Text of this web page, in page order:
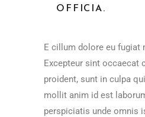
OFFICIA.
E cillum dolore eu fugiat
Excepteur sint occaecat
proident, sunt in culpa
mollit anim id est
perspiciatis unde omnis